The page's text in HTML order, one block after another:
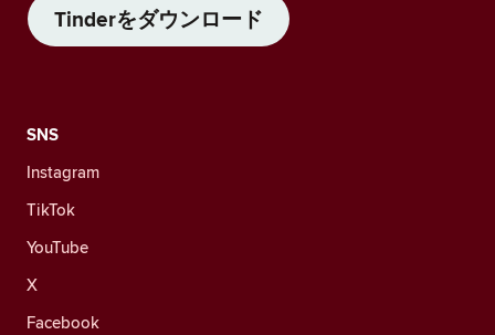
Tinderをダウンロード
SNS
Instagram
TikTok
YouTube
X
Facebook